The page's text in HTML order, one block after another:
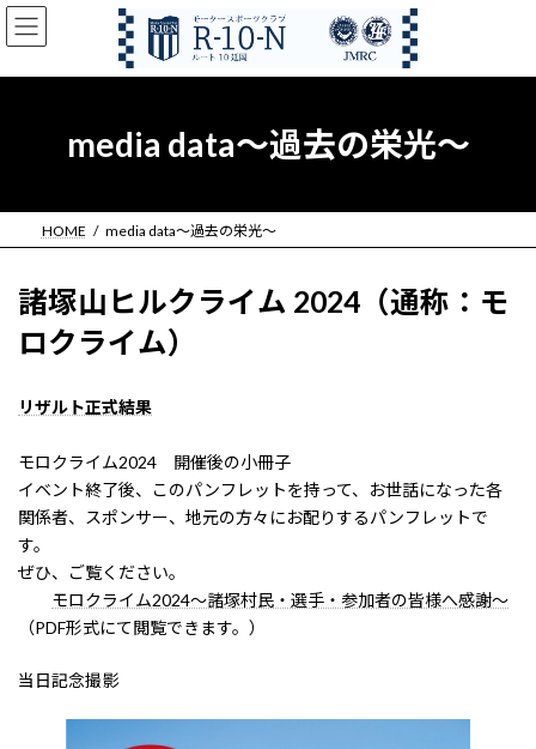
コ
ン
ン
ナ
ビ
ー
media data～過去の栄光～
HOME media data～過去の栄光～
諸塚山ヒルクライム 2024（通称：モ
ロクライム）
リザルト正式結果
モロクライム2024 開催後の小冊子
イベント終了後、このパンフレットを持って、お世話になった各
関係者、スポンサー、地元の方々にお配りするパンフレットで
す。
ぜひ、ご覧ください。
モロクライム2024～諸塚村民・選手・参加者の皆様へ感謝～
（PDF形式にて閲覧できます。）
当日記念撮影